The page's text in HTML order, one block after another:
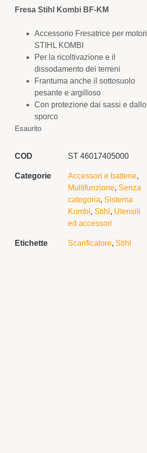
Fresa Stihl Kombi BF-KM
Accessorio Fresatrice per motori
STIHL KOMBI
Per la ricoltivazione e il
dissodamento dei terreni
Frantuma anche il sottosuolo
pesante e argilloso
Con protezione dai sassi e dallo
sporco
Esaurito
COD ST 46017405000
Categorie Accessori e batterie,
Multifunzione, Senza
categoria, Sistema
Kombi, Stihl , Utensili
ed accessori
Etichette Scarificatore, Stihl